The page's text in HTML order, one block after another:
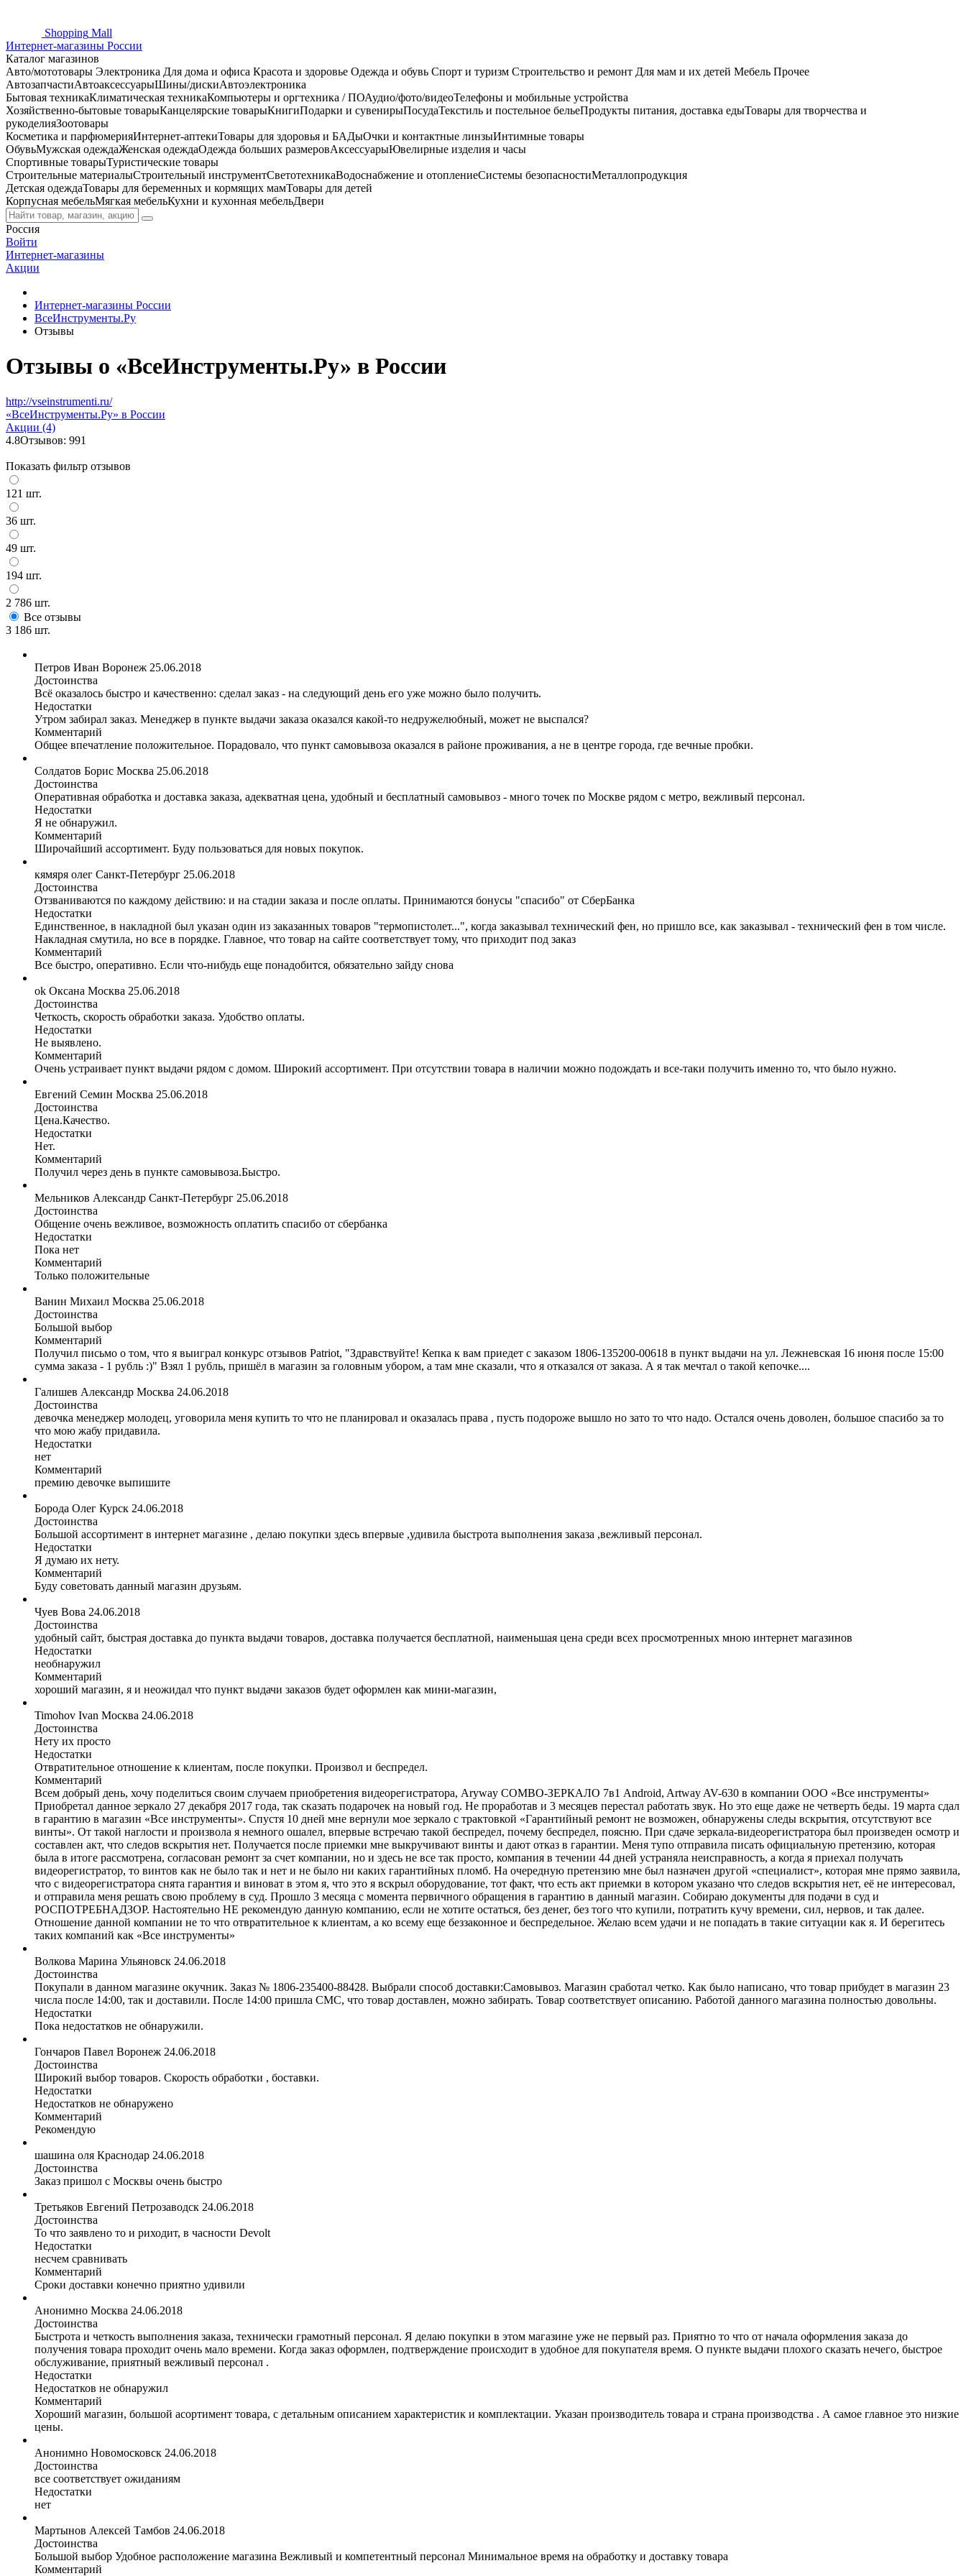
Shopping Mall
Интернет-магазины России
Каталог магазинов
Авто/мототовары Электроника Для дома и офиса Красота и здоровье Одежда и обувь Спорт и туризм Строительство и ремонт Для мам и их детей Мебель Прочее
АвтозапчастиАвтоаксессуарыШины/дискиАвтоэлектроника
Бытовая техникаКлиматическая техникаКомпьютеры и оргтехника / ПОАудио/фото/видеоТелефоны и мобильные устройства
Хозяйственно-бытовые товарыКанцелярские товарыКнигиПодарки и сувенирыПосудаТекстиль и постельное бельеПродукты питания, доставка едыТовары для творчества и
рукоделияЗоотовары
Косметика и парфюмерияИнтернет-аптекиТовары для здоровья и БАДыОчки и контактные линзыИнтимные товары
ОбувьМужская одеждаЖенская одеждаОдежда больших размеровАксессуарыЮвелирные изделия и часы
Спортивные товарыТуристические товары
Строительные материалыСтроительный инструментСветотехникаВодоснабжение и отоплениеСистемы безопасностиМеталлопродукция
Детская одеждаТовары для беременных и кормящих мамТовары для детей
Корпусная мебельМягкая мебельКухни и кухонная мебельДвери
Россия
Войти
Интернет-магазины
Акции
Интернет-магазины России
ВсеИнструменты.Ру
Отзывы
Отзывы о «ВсеИнструменты.Ру» в России
http://vseinstrumenti.ru/
«ВсеИнструменты.Ру» в России
Акции (4)
4.8Отзывов: 991
Показать фильтр отзывов
121 шт.
36 шт.
49 шт.
194 шт.
2 786 шт.
Все отзывы
3 186 шт.
Петров Иван Воронеж 25.06.2018
Достоинства
Всё оказалось быстро и качественно: сделал заказ - на следующий день его уже можно было получить.
Недостатки
Утром забирал заказ. Менеджер в пункте выдачи заказа оказался какой-то недружелюбный, может не выспался?
Комментарий
Общее впечатление положительное. Порадовало, что пункт самовывоза оказался в районе проживания, а не в центре города, где вечные пробки.
Солдатов Борис Москва 25.06.2018
Достоинства
Оперативная обработка и доставка заказа, адекватная цена, удобный и бесплатный самовывоз - много точек по Москве рядом с метро, вежливый персонал.
Недостатки
Я не обнаружил.
Комментарий
Широчайший ассортимент. Буду пользоваться для новых покупок.
кямяря олег Санкт-Петербург 25.06.2018
Достоинства
Отзваниваются по каждому действию: и на стадии заказа и после оплаты. Принимаются бонусы "спасибо" от СберБанка
Недостатки
Единственное, в накладной был указан один из заказанных товаров "термопистолет...", когда заказывал технический фен, но пришло все, как заказывал - технический фен в том числе.
Накладная смутила, но все в порядке. Главное, что товар на сайте соответствует тому, что приходит под заказ
Комментарий
Все быстро, оперативно. Если что-нибудь еще понадобится, обязательно зайду снова
ok Оксана Москва 25.06.2018
Достоинства
Четкость, скорость обработки заказа. Удобство оплаты.
Недостатки
Не выявлено.
Комментарий
Очень устраивает пункт выдачи рядом с домом. Широкий ассортимент. При отсутствии товара в наличии можно подождать и все-таки получить именно то, что было нужно.
Евгений Семин Москва 25.06.2018
Достоинства
Цена.Качество.
Недостатки
Нет.
Комментарий
Получил через день в пункте самовывоза.Быстро.
Мельников Александр Санкт-Петербург 25.06.2018
Достоинства
Общение очень вежливое, возможность оплатить спасибо от сбербанка
Недостатки
Пока нет
Комментарий
Только положительные
Ванин Михаил Москва 25.06.2018
Достоинства
Большой выбор
Комментарий
Получил письмо о том, что я выиграл конкурс отзывов Patriot, "Здравствуйте! Кепка к вам приедет с заказом 1806-135200-00618 в пункт выдачи на ул. Лежневская 16 июня после 15:00
сумма заказа - 1 рубль :)" Взял 1 рубль, пришёл в магазин за головным убором, а там мне сказали, что я отказался от заказа. А я так мечтал о такой кепочке....
Галишев Александр Москва 24.06.2018
Достоинства
девочка менеджер молодец, уговорила меня купить то что не планировал и оказалась права , пусть подороже вышло но зато то что надо. Остался очень доволен, большое спасибо за то
что мою жабу придавила.
Недостатки
нет
Комментарий
премию девочке выпишите
Борода Олег Курск 24.06.2018
Достоинства
Большой ассортимент в интернет магазине , делаю покупки здесь впервые ,удивила быстрота выполнения заказа ,вежливый персонал.
Недостатки
Я думаю их нету.
Комментарий
Буду советовать данный магазин друзьям.
Чуев Вова 24.06.2018
Достоинства
удобный сайт, быстрая доставка до пункта выдачи товаров, доставка получается бесплатной, наименьшая цена среди всех просмотренных мною интернет магазинов
Недостатки
необнаружил
Комментарий
хороший магазин, я и неожидал что пункт выдачи заказов будет оформлен как мини-магазин,
Timohov Ivan Москва 24.06.2018
Достоинства
Нету их просто
Недостатки
Отвратительное отношение к клиентам, после покупки. Произвол и беспредел.
Комментарий
Всем добрый день, хочу поделиться своим случаем приобретения видеорегистратора, Aryway COMBO-ЗЕРКАЛО 7в1 Android, Artway AV-630 в компании ООО «Все инструменты»
Приобретал данное зеркало 27 декабря 2017 года, так сказать подарочек на новый год. Не проработав и 3 месяцев перестал работать звук. Но это еще даже не четверть беды. 19 марта сдал
в гарантию в магазин «Все инструменты». Спустя 10 дней мне вернули мое зеркало с трактовкой «Гарантийный ремонт не возможен, обнаружены следы вскрытия, отсутствуют все
винты». От такой наглости и произвола я немного ошалел, впервые встречаю такой беспредел, почему беспредел, поясню. При сдаче зеркала-видеорегистратора был произведен осмотр и
составлен акт, что следов вскрытия нет. Получается после приемки мне выкручивают винты и дают отказ в гарантии. Меня тупо отправила писать официальную претензию, которая
была в итоге рассмотрена, согласован ремонт за счет компании, но и здесь не все так просто, компания в течении 44 дней устраняла неисправность, а когда я приехал получать
видеорегистратор, то винтов как не было так и нет и не было ни каких гарантийных пломб. На очередную претензию мне был назначен другой «специалист», которая мне прямо заявила,
что с видеорегистратора снята гарантия и виноват в этом я, что это я вскрыл оборудование, тот факт, что есть акт приемки в котором указано что следов вскрытия нет, её не интересовал,
и отправила меня решать свою проблему в суд. Прошло 3 месяца с момента первичного обращения в гарантию в данный магазин. Собираю документы для подачи в суд и
РОСПОТРЕБНАДЗОР. Настоятельно НЕ рекомендую данную компанию, если не хотите остаться, без денег, без того что купили, потратить кучу времени, сил, нервов, и так далее.
Отношение данной компании не то что отвратительное к клиентам, а ко всему еще беззаконное и беспредельное. Желаю всем удачи и не попадать в такие ситуации как я. И берегитесь
таких компаний как «Все инструменты»
Волкова Марина Ульяновск 24.06.2018
Достоинства
Покупали в данном магазине окучник. Заказ № 1806-235400-88428. Выбрали способ доставки:Самовывоз. Магазин сработал четко. Как было написано, что товар прибудет в магазин 23
числа после 14:00, так и доставили. После 14:00 пришла СМС, что товар доставлен, можно забирать. Товар соответствует описанию. Работой данного магазина полностью довольны.
Недостатки
Пока недостатков не обнаружили.
Гончаров Павел Воронеж 24.06.2018
Достоинства
Широкий выбор товаров. Скорость обработки , боставки.
Недостатки
Недостатков не обнаружено
Комментарий
Рекомендую
шашина оля Краснодар 24.06.2018
Достоинства
Заказ пришол с Москвы очень быстро
Третьяков Евгений Петрозаводск 24.06.2018
Достоинства
То что заявлено то и риходит, в часности Devolt
Недостатки
несчем сравнивать
Комментарий
Сроки доставки конечно приятно удивили
Анонимно Москва 24.06.2018
Достоинства
Быстрота и четкость выполнения заказа, технически грамотный персонал. Я делаю покупки в этом магазине уже не первый раз. Приятно то что от начала оформления заказа до
получения товара проходит очень мало времени. Когда заказ оформлен, подтверждение происходит в удобное для покупателя время. О пункте выдачи плохого сказать нечего, быстрое
обслуживание, приятный вежливый персонал .
Недостатки
Недостатков не обнаружил
Комментарий
Хороший магазин, большой асортимент товара, с детальным описанием характеристик и комплектации. Указан производитель товара и страна производства . А самое главное это низкие
цены.
Анонимно Новомосковск 24.06.2018
Достоинства
все соответствует ожиданиям
Недостатки
нет
Мартынов Алексей Тамбов 24.06.2018
Достоинства
Большой выбор Удобное расположение магазина Вежливый и компетентный персонал Минимальное время на обработку и доставку товара
Комментарий